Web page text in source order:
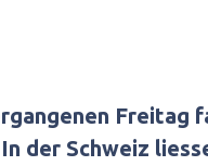
Freitag
der Schweiz